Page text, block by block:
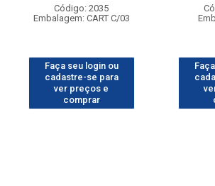
Código: 2035
Embalagem: CART C/03
Faça seu login ou
cadastre-se para
ver preços e
comprar